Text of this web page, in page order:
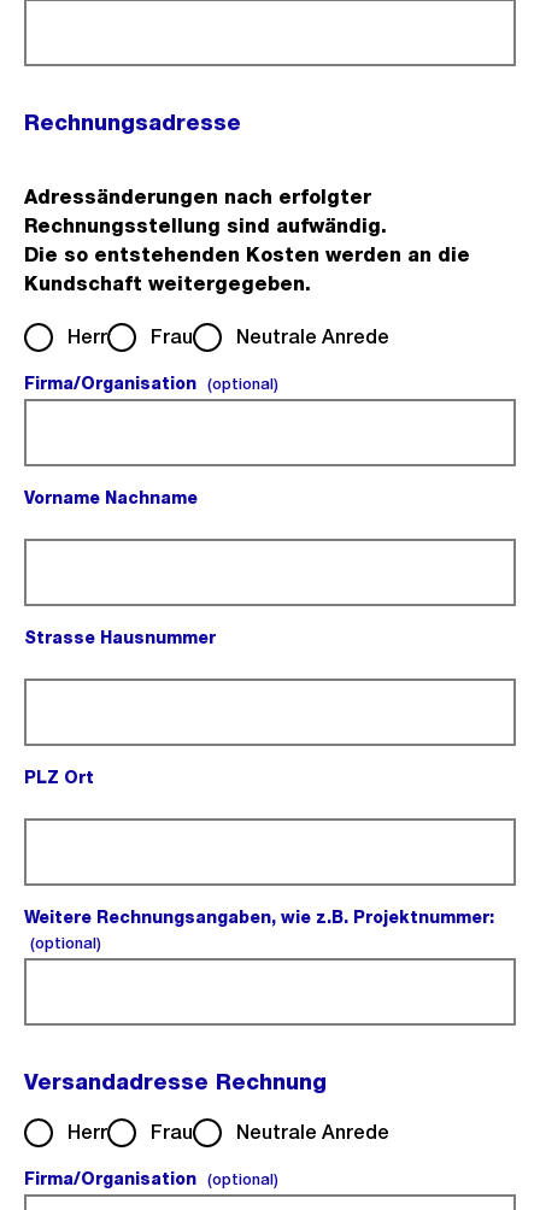
Rechnungsadresse
Adressänderungen nach erfolgter
Rechnungsstellung sind aufwändig.
Die so entstehenden Kosten werden an die
Kundschaft weitergegeben.
Herr Frau Neutrale Anrede
Firma/Organisation (optional)(optional).
Vorname Nachname
Strasse Hausnummer
PLZ Ort
Weitere Rechnungsangaben, wie z.B. Projektnummer:
(optional)(optional).
Versandadresse Rechnung
Herr Frau Neutrale Anrede
Firma/Organisation (optional)(optional).